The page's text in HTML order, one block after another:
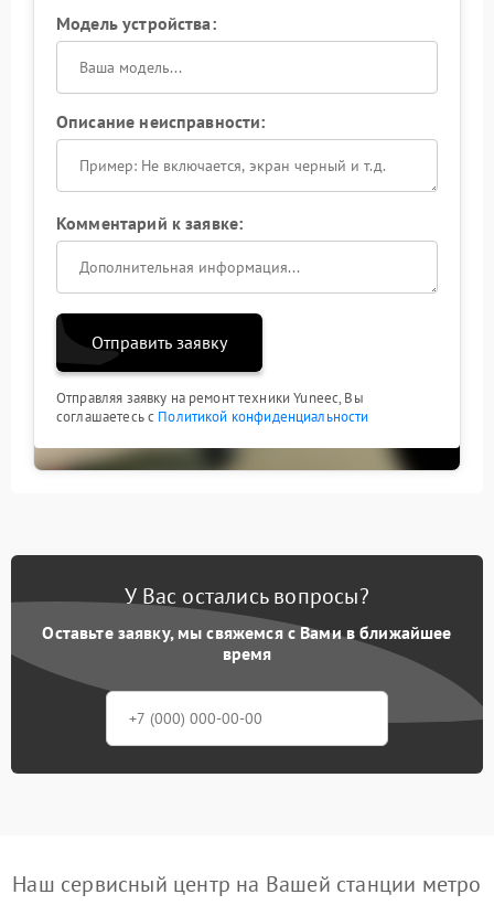
Модель устройства:
Описание неисправности:
Комментарий к заявке:
Отправить заявку
Отправляя заявку на ремонт техники Yuneec, Вы
соглашаетесь с Политикой конфиденциальности
У Вас остались вопросы?
Оставьте заявку, мы свяжемся с Вами в ближайшее
время
Наш сервисный центр на Вашей станции метро